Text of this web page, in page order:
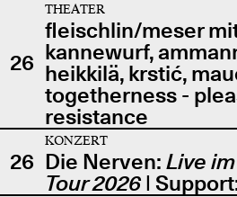
26
THEATER
fleischlin/meser
kannewurf,
heikkilä, krstić,
togetherness -
resistance
26
KONZERT
Die Nerven: Live
Tour 2026|